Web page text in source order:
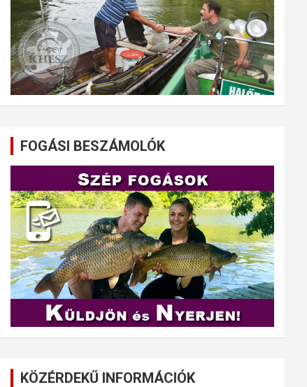
FOGÁSI BESZÁMOLÓK
KÖZÉRDEKŰ INFORMÁCIÓK